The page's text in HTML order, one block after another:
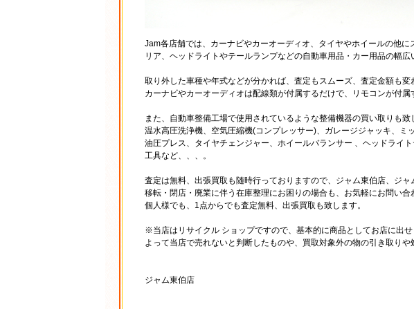
Jam各店舗では、カーナビやカーオーディオ、タイヤやホイールの他
リア、ヘッドライトやテールランプなどの自動車用品・カー用品の幅広
取り外した車種や年式などが分かれば、査定もスムーズ、査定金額も変
カーナビやカーオーディオは配線類が付属するだけで、リモコンが付属
また、自動車整備工場で使用されているような整備機器の買い取りも致
温水高圧洗浄機、空気圧縮機(コンプレッサー)、ガレージジャッキ、ミ
油圧プレス、タイヤチェンジャー、ホイールバランサー 、ヘッドライ
工具など、、、。
査定は無料、出張買取も随時行っておりますので、ジャム東伯店、ジャ
移転・閉店・廃業に伴う在庫整理にお困りの場合も、お気軽にお問い合
個人様でも、1点からでも査定無料、出張買取も致します。
※当店はリサイクル ショップですので、基本的に商品としてお店に出せ
よって当店で売れないと判断したものや、買取対象外の物の引き取りや
ジャム東伯店